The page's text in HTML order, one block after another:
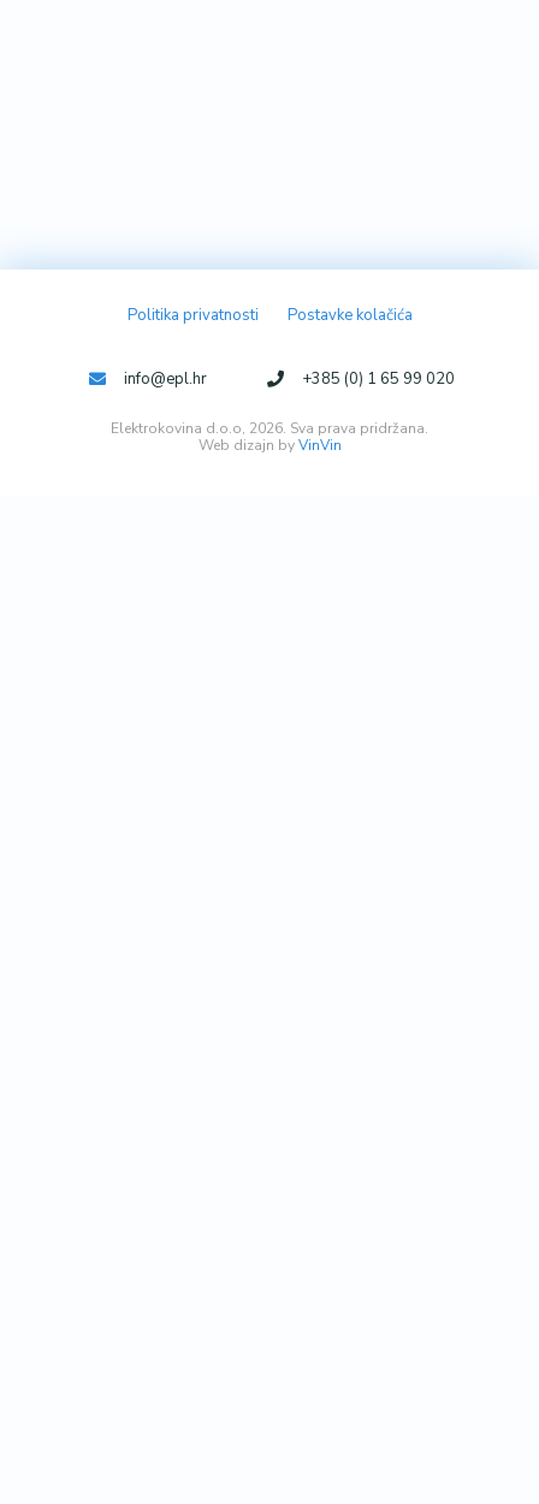
Politika privatnosti Postavke kolačića
Web dizajn byVinVin
Elektrokovina d.o.o, 2026. Sva prava pridržana.
info@epl.hr +385 (0) 1 65 99 020